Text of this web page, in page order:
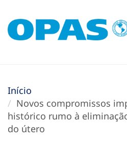
Início
Novos compromissos
histórico rumo à
do útero